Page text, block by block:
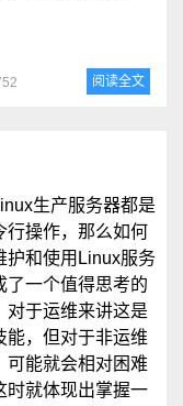
阅读全文
生产服务器都是
行操作，那么如何
护和使用Linux服务
了一个值得思考的
对于运维来讲这是
能，但对于非运维
可能就会相对困难
时就体现出掌握一